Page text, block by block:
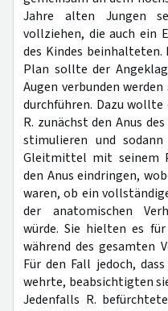
Jahre alten Jungen
vollziehen, die auch ein
des Kindes beinhalteten.
Plan sollte der
Augen verbunden
durchführen. Dazu
R. zunächst den Anus
stimulieren und
Gleitmittel mit seinem
den Anus eindringen,
waren, ob ein
der anatomischen
würde. Sie hielten es
während des gesamten
Für den Fall jedoch,
wehrte, beabsichtigten
Jedenfalls R.